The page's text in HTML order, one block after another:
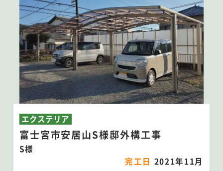
エクステリア
富士宮市安居山S様邸外構工事
S様
完工日 2021年11月